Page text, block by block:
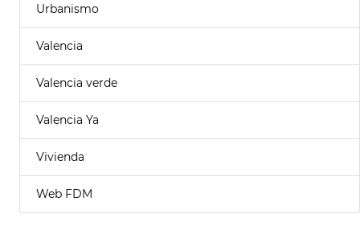
Urbanismo
Valencia
Valencia verde
Valencia Ya
Vivienda
Web FDM